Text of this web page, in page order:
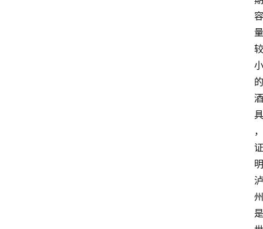
容
量
较
小
的
酒
具
，
证
明
泸
州
是